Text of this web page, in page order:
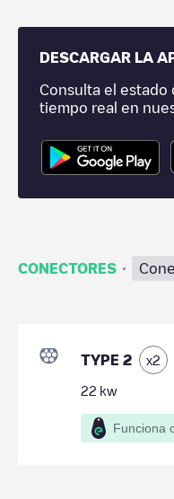
DESCARGAR LA
Consulta el estado
tiempo real en
CONECTORES ·
TYPE 2 x2
22 kw
Funciona